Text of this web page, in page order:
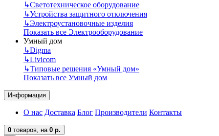
↳Светотехническое оборудование
↳Устройства защитного отключения
↳Электроустановочные изделия
Показать все Электрооборудование
Умный дом
↳Digma
↳Livicom
↳Типовые решения «Умный дом»
Показать все Умный дом
Информация
О нас Доставка Блог Производители Контакты
0 товаров, на 0 р.